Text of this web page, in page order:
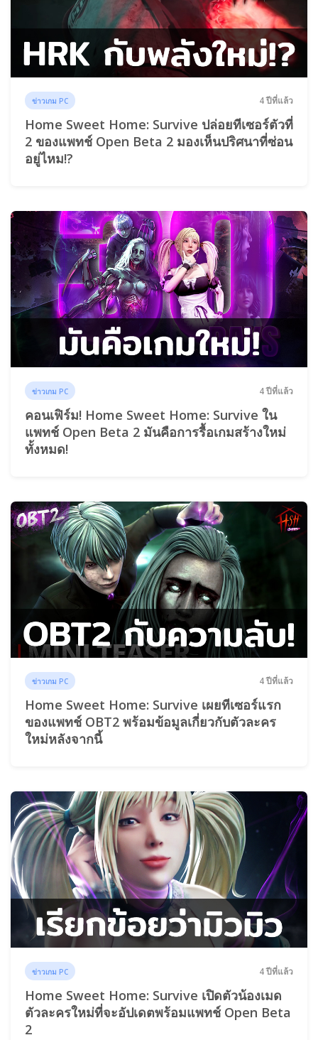
ข่าวเกม PC 4 ปีที่แล้ว
Home Sweet Home: Survive ปล่อยทีเซอร์ตัวที่
2 ของแพทช์ Open Beta 2 มองเห็นปริศนาที่ซ่อน
อยู่ไหม!?
ข่าวเกม PC 4 ปีที่แล้ว
คอนเฟิร์ม! Home Sweet Home: Survive ใน
แพทช์ Open Beta 2 มันคือการรื้อเกมสร้างใหม่
ทั้งหมด!
ข่าวเกม PC 4 ปีที่แล้ว
Home Sweet Home: Survive เผยทีเซอร์แรก
ของแพทช์ OBT2 พร้อมข้อมูลเกี่ยวกับตัวละคร
ใหม่หลังจากนี้
ข่าวเกม PC 4 ปีที่แล้ว
Home Sweet Home: Survive เปิดตัวน้องเมด
ตัวละครใหม่ที่จะอัปเดตพร้อมแพทช์ Open Beta
2